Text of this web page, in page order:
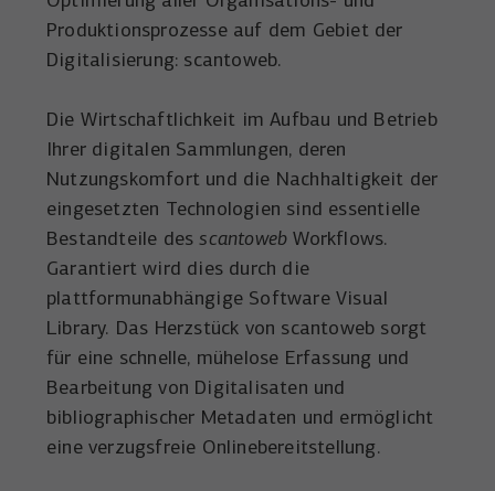
Produktionsprozesse auf dem Gebiet der
Digitalisierung: scantoweb.
Die Wirtschaftlichkeit im Aufbau und Betrieb
Ihrer digitalen Sammlungen, deren
Nutzungskomfort und die Nachhaltigkeit der
eingesetzten Technologien sind essentielle
Bestandteile desscantoweb Workflows.
Garantiert wird dies durch die
plattformunabhängige Software Visual
Library. Das Herzstück von scantoweb sorgt
für eine schnelle, mühelose Erfassung und
Bearbeitung von Digitalisaten und
bibliographischer Metadaten und ermöglicht
eine verzugsfreie Onlinebereitstellung.
Laufzeit
Wird von Microsoft Bing Ads verwendet um
Zweck
Wird verwendet, um YouTube-Inhalte zu
entsperren.